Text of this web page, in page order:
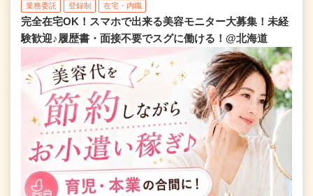
業務委託 登録制 在宅・内職
完全在宅OK！スマホで出来る美容モニター大募集！未経
験歓迎♪履歴書・面接不要でスグに働ける！@北海道